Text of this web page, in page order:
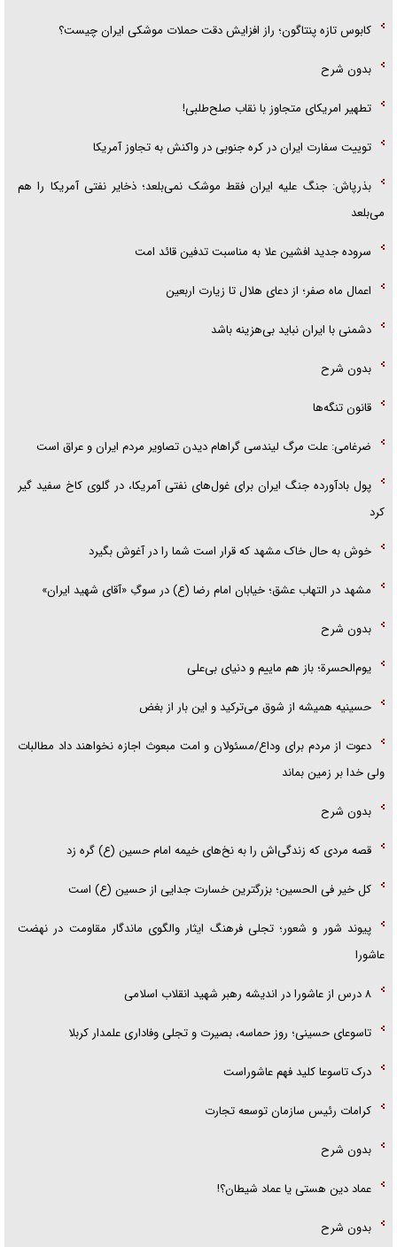
کابوس تازه پنتاگون؛ راز افزایش دقت حملات موشکی ایران چیست؟
بدون شرح
تطهیر امریکای متجاوز با نقاب صلح‌طلبی!
توییت سفارت ایران در کره جنوبی در واکنش به تجاوز آمریکا
بذرپاش: ‏جنگ علیه ایران فقط موشک نمی‌بلعد؛ ذخایر نفتی آمریکا را هم
می‌بلعد
سروده جدید افشین علا به مناسبت تدفین قائد امت
اعمال ماه صفر؛ از دعای هلال تا زیارت اربعین
دشمنی با ایران نباید بی‌هزینه باشد
بدون شرح
قانون تنگه‌ها
ضرغامی: علت مرگ لیندسی گراهام دیدن تصاویر مردم ایران و عراق است
پول بادآورده جنگ ایران برای غول‌های نفتی آمریکا، در گلوی کاخ سفید گیر
کرد
خوش به حال خاک مشهد که قرار است شما را در آغوش بگیرد
مشهد در التهاب عشق؛ خیابان امام رضا (ع) در سوگِ «آقای شهید ایران»
بدون شرح
یوم‌الحسرة؛ باز هم ماییم و دنیای بی‌علی
حسینیه همیشه از شوق می‌ترکید و این بار از بغض
دعوت از مردم برای وداع/مسئولان و امت مبعوث اجازه نخواهند داد مطالبات
ولی خدا بر زمین بماند
بدون شرح
قصه مردی که زندگی‌اش را به نخ‌های خیمه امام حسین (ع) گره زد
کل خیر فی الحسین؛ بزرگترین خسارت جدایی از حسین (ع) است
پیوند شور و شعور؛ تجلی فرهنگ ایثار والگوی ماندگار مقاومت در نهضت
عاشورا
۸ درس از عاشورا در اندیشه رهبر شهید انقلاب اسلامی
تاسوعای حسینی؛ روز حماسه، بصیرت و تجلی وفاداری علمدار کربلا
درک تاسوعا کلید فهم عاشوراست
کرامات رئیس سازمان توسعه تجارت
بدون شرح
عماد دین هستی یا عماد شیطان؟!
بدون شرح